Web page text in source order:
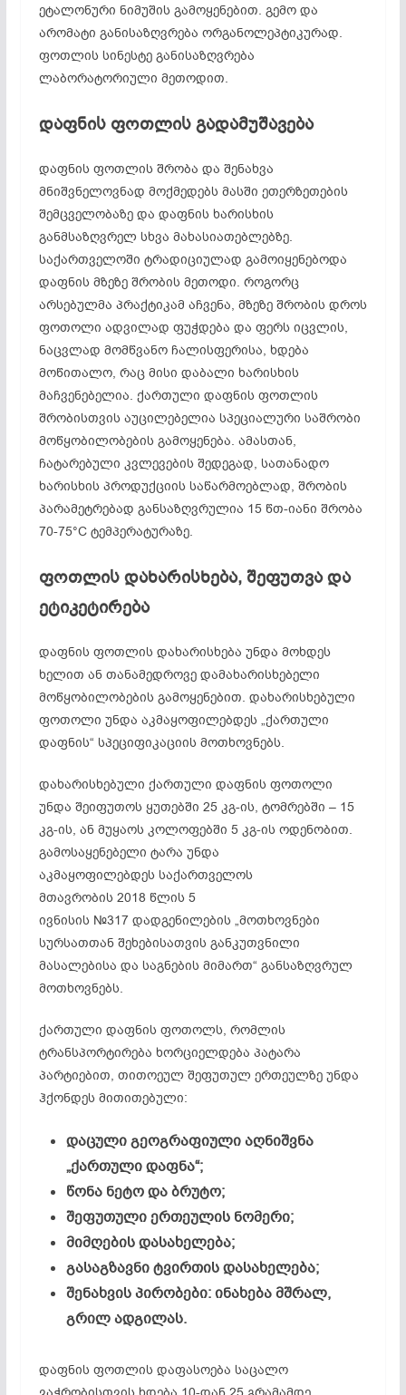
ეტალონური ნიმუშის გამოყენებით. გემო და
არომატი განისაზღვრება ორგანოლეპტიკურად.
ფოთლის სინესტე განისაზღვრება
ლაბორატორიული მეთოდით.
დაფნის ფოთლის გადამუშავება
დაფნის ფოთლის შრობა და შენახვა
მნიშვნელოვნად მოქმედებს მასში ეთერ­ზეთების
შემცველობაზე და დაფნის ხარისხის
განმსაზღვრელ სხვა მახასიათებლებზე.
საქართველოში ტრადიციულად გამოიყენებოდა
დაფნის მზეზე შრობის მეთოდი. როგორც
არსებულმა პრაქტიკამ აჩვენა, მზეზე შრობის დროს
ფოთოლი ადვილად ფუჭდება და ფერს იცვლის,
ნაცვლად მომწვანო ჩალისფერისა, ხდება
მოწითალო, რაც მისი დაბალი ხარისხის
მაჩვენებელია. ქართული დაფნის ფოთლის
შრობისთვის აუცილებელია სპეციალური საშრობი
მოწყობილობების გამოყენება. ამასთან,
ჩატარებული კვლევების შედეგად, სათანადო
ხარისხის პროდუქციის საწარმოებლად, შრობის
პარამეტრებად განსაზღვრულია 15 წთ-იანი შრობა
70-75°С ტემპერატურაზე.
ფოთლის დახარისხება, შეფუთვა და
ეტიკეტირება
დაფნის ფოთლის დახარისხება უნდა მოხდეს
ხელით ან თანამედროვე დამახარისხებელი
მოწყობილობების გამოყენებით. დახარისხებული
ფოთოლი უნდა აკმაყოფილებდეს „ქართული
დაფნის“ სპეციფიკაციის მოთხოვნებს.
დახარისხებული ქართული დაფნის ფოთოლი
უნდა შეიფუთოს ყუთებში 25 კგ-ის, ტომრებში – 15
კგ-ის, ან მუყაოს კოლოფებში 5 კგ-ის ოდენობით.
გამოსაყენებელი ტარა უნდა
აკმაყოფილებდეს საქართველოს
მთავრობის 2018 წლის 5
ივნისის №317 დადგენილების „მოთხოვნები
სურსათთან შეხებისათვის განკუთვნილი
მასალებისა და საგნების მიმართ“ განსაზღვრულ
მოთხოვნებს.
ქართული დაფნის ფოთოლს, რომლის
ტრანსპორტირება ხორციელდება პატარა
პარტიებით, თითოეულ შეფუთულ ერთეულზე უნდა
ჰქონდეს მითითებული:
დაცული გეოგრაფიული აღნიშვნა
„ქართული დაფნა“;
წონა ნეტო და ბრუტო;
შეფუთული ერთეულის ნომერი;
მიმღების დასახელება;
გასაგზავნი ტვირთის დასახელება;
შენახვის პირობები: ინახება მშრალ,
გრილ ადგილას.
დაფნის ფოთლის დაფასოება საცალო